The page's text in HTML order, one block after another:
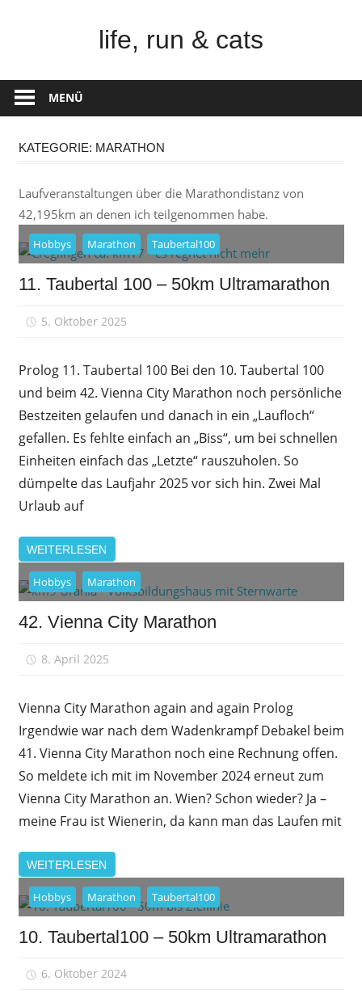
life, run & cats
Frank
–
MENÜ
KATEGORIE: MARATHON
Laufveranstaltungen über die Marathondistanz von
42,195km an denen ich teilgenommen habe.
Hobbys Marathon Taubertal100
11. Taubertal 100 – 50km Ultramarathon
5. Oktober 2025
Prolog 11. Taubertal 100 Bei den 10. Taubertal 100
und beim 42. Vienna City Marathon noch persönliche
Bestzeiten gelaufen und danach in ein „Laufloch“
gefallen. Es fehlte einfach an „Biss“, um bei schnellen
Einheiten einfach das „Letzte“ rauszuholen. So
dümpelte das Laufjahr 2025 vor sich hin. Zwei Mal
Urlaub auf
WEITERLESEN
Hobbys Marathon
42. Vienna City Marathon
8. April 2025
Vienna City Marathon again and again Prolog
Irgendwie war nach dem Wadenkrampf Debakel beim
41. Vienna City Marathon noch eine Rechnung offen.
So meldete ich mit im November 2024 erneut zum
Vienna City Marathon an. Wien? Schon wieder? Ja –
meine Frau ist Wienerin, da kann man das Laufen mit
WEITERLESEN
Hobbys Marathon Taubertal100
10. Taubertal100 – 50km Ultramarathon
6. Oktober 2024